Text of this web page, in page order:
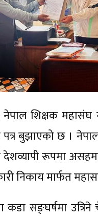
नेपाल शिक्षक
पत्र बुझाएको छ ।
रूपमा
निकाय मार्फत
सङ्घर्षमा